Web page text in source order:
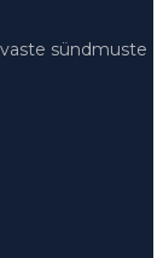
sündmuste